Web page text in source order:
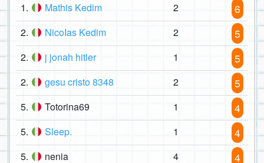
1.
Mathis Kedim 2 6
2. NicoIas Kedim 2 5
2. j jonah hitler 1 5
2. gesu cristo 8348 2 5
5. Totorina69 1 4
5. Sleep. 1 4
5. nenia 4 4